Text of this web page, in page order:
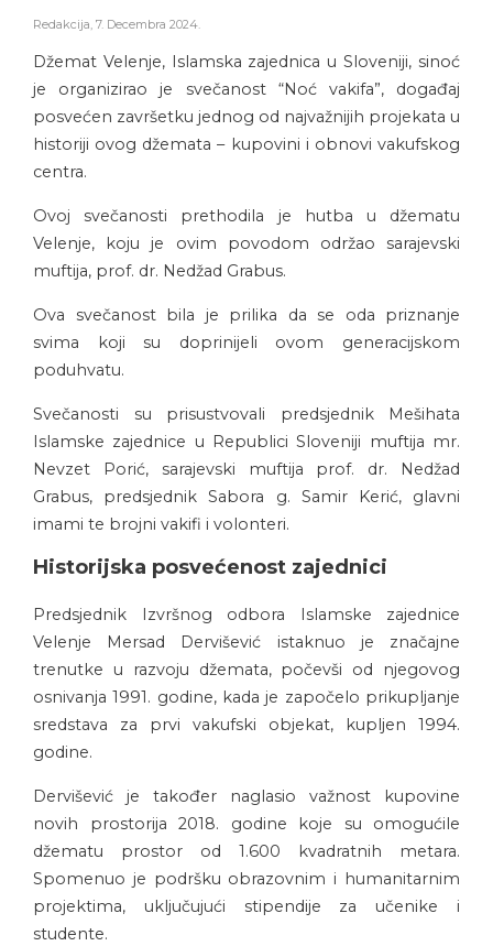
Redakcija, 7. Decembra 2024.
Džemat Velenje, Islamska zajednica u Sloveniji, sinoć
je organizirao je svečanost “Noć vakifa”, događaj
posvećen završetku jednog od najvažnijih projekata u
historiji ovog džemata – kupovini i obnovi vakufskog
centra.
Ovoj svečanosti prethodila je hutba u džematu
Velenje, koju je ovim povodom održao sarajevski
muftija, prof. dr. Nedžad Grabus.
Ova svečanost bila je prilika da se oda priznanje
svima koji su doprinijeli ovom generacijskom
poduhvatu.
Svečanosti su prisustvovali predsjednik Mešihata
Islamske zajednice u Republici Sloveniji muftija mr.
Nevzet Porić, sarajevski muftija prof. dr. Nedžad
Grabus, predsjednik Sabora g. Samir Kerić, glavni
imami te brojni vakifi i volonteri.
Historijska posvećenost zajednici
Predsjednik Izvršnog odbora Islamske zajednice
Velenje Mersad Dervišević istaknuo je značajne
trenutke u razvoju džemata, počevši od njegovog
osnivanja 1991. godine, kada je započelo prikupljanje
sredstava za prvi vakufski objekat, kupljen 1994.
godine.
Dervišević je također naglasio važnost kupovine
novih prostorija 2018. godine koje su omogućile
džematu prostor od 1.600 kvadratnih metara.
Spomenuo je podršku obrazovnim i humanitarnim
projektima, uključujući stipendije za učenike i
studente.